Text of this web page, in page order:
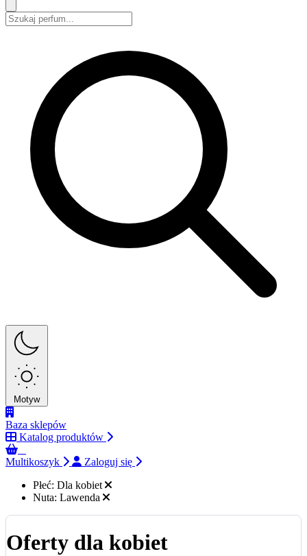
Motyw
Baza sklepów
Katalog produktów
Multikoszyk
Zaloguj się
Płeć: Dla kobiet
Nuta: Lawenda
Oferty dla kobiet